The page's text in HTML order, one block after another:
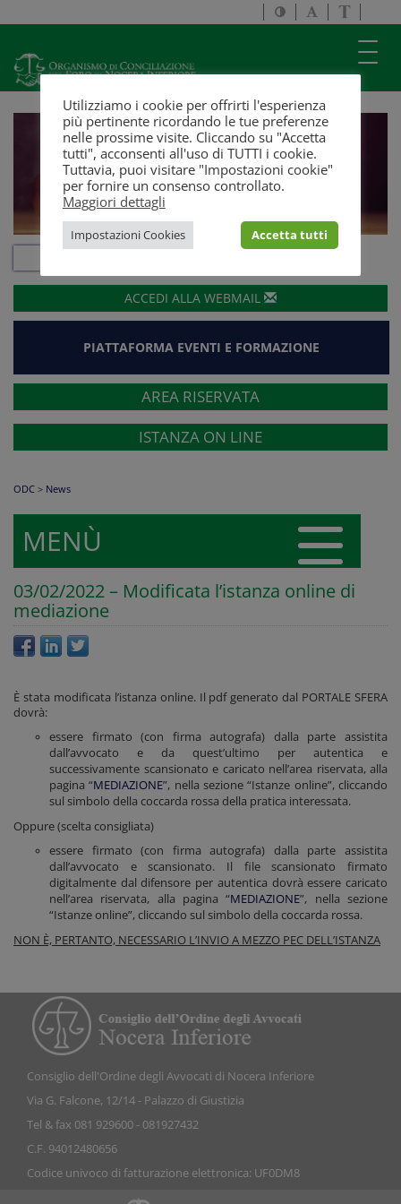
Attiva/disattiva
alto
Attiva/
dimensione
a
solo
testo
ACCEDI ALLA WEBMAIL
PIATTAFORMA EVENTI E FORMAZIONE
AREA RISERVATA
ISTANZA ON LINE
ODC > News
MENÙ
03/02/2022 – Modificata l’istanza online di
mediazione
È stata modificata l’istanza online. Il pdf generato dal PORTALE SFERA
dovrà:
essere firmato (con firma autografa) dalla parte assistita
dall’avvocato e da quest’ultimo per autentica e
successivamente scansionato e caricato nell’area riservata, alla
pagina “MEDIAZIONE”, nella sezione “Istanze online”, cliccando
sul simbolo della coccarda rossa della pratica interessata.
Oppure (scelta consigliata)
essere firmato (con firma autografa) dalla parte assistita
dall’avvocato e scansionato. Il file scansionato firmato
digitalmente dal difensore per autentica dovrà essere caricato
nell’area riservata, alla pagina “MEDIAZIONE”, nella sezione
“Istanze online”, cliccando sul simbolo della coccarda rossa.
NON È, PERTANTO, NECESSARIO L’INVIO A MEZZO PEC DELL’ISTANZA
Consiglio dell'Ordine degli Avvocati di Nocera Inferiore
Via G. Falcone, 12/14 - Palazzo di Giustizia
Tel & fax 081 929600 - 081927432
C.F. 94012480656
Codice univoco di fatturazione elettronica: UF0DM8
Utilizziamo i cookie per offrirti l'esperienza
più pertinente ricordando le tue preferenze
nelle prossime visite. Cliccando su "Accetta
tutti", acconsenti all'uso di TUTTI i cookie.
Tuttavia, puoi visitare "Impostazioni cookie"
per fornire un consenso controllato.
Maggiori dettagli
Impostazioni Cookies Accetta tutti